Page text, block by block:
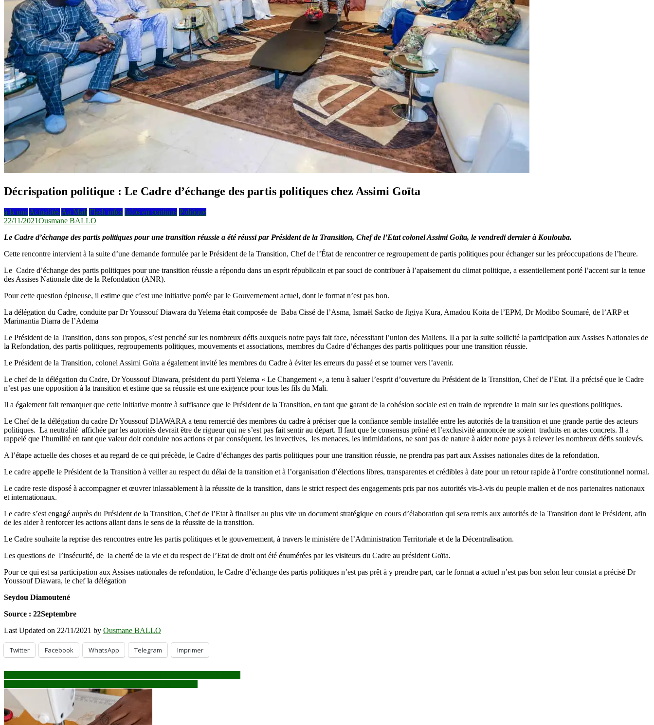
Décrispation politique : Le Cadre d’échange des partis politiques chez Assimi Goïta
à la une Actualités Au Mali Flash infos Infos en continus Politique
22/11/2021Ousmane BALLO
Le Cadre d’échange des partis politiques pour une transition réussie a été réussi par Président de la Transition, Chef de l’Etat colonel Assimi Goïta, le vendredi dernier à Koulouba.
Cette rencontre intervient à la suite d’une demande formulée par le Président de la Transition, Chef de l’État de rencontrer ce regroupement de partis politiques pour échanger sur les préoccupations de l’heure.
Le Cadre d’échange des partis politiques pour une transition réussie a répondu dans un esprit républicain et par souci de contribuer à l’apaisement du climat politique, a essentiellement porté l’accent sur la tenue
des Assises Nationale dite de la Refondation (ANR).
Pour cette question épineuse, il estime que c’est une initiative portée par le Gouvernement actuel, dont le format n’est pas bon.
La délégation du Cadre, conduite par Dr Youssouf Diawara du Yelema était composée de Baba Cissé de l’Asma, Ismaël Sacko de Jigiya Kura, Amadou Koita de l’EPM, Dr Modibo Soumaré, de l’ARP et
Marimantia Diarra de l’Adema
Le Président de la Transition, dans son propos, s’est penché sur les nombreux défis auxquels notre pays fait face, nécessitant l’union des Maliens. Il a par la suite sollicité la participation aux Assises Nationales de
la Refondation, des partis politiques, regroupements politiques, mouvements et associations, membres du Cadre d’échanges des partis politiques pour une transition réussie.
Le Président de la Transition, colonel Assimi Goïta a également invité les membres du Cadre à éviter les erreurs du passé et se tourner vers l’avenir.
Le chef de la délégation du Cadre, Dr Youssouf Diawara, président du parti Yelema « Le Changement », a tenu à saluer l’esprit d’ouverture du Président de la Transition, Chef de l’Etat. Il a précisé que le Cadre
n’est pas une opposition à la transition et estime que sa réussite est une exigence pour tous les fils du Mali.
Il a également fait remarquer que cette initiative montre à suffisance que le Président de la Transition, en tant que garant de la cohésion sociale est en train de reprendre la main sur les questions politiques.
Le Chef de la délégation du cadre Dr Youssouf DIAWARA a tenu remercié des membres du cadre à préciser que la confiance semble installée entre les autorités de la transition et une grande partie des acteurs
politiques. La neutralité affichée par les autorités devrait être de rigueur qui ne s’est pas fait sentir au départ. Il faut que le consensus prôné et l’exclusivité annoncée ne soient traduits en actes concrets. Il a
rappelé que l’humilité en tant que valeur doit conduire nos actions et par conséquent, les invectives, les menaces, les intimidations, ne sont pas de nature à aider notre pays à relever les nombreux défis soulevés.
A l’étape actuelle des choses et au regard de ce qui précède, le Cadre d’échanges des partis politiques pour une transition réussie, ne prendra pas part aux Assises nationales dites de la refondation.
Le cadre appelle le Président de la Transition à veiller au respect du délai de la transition et à l’organisation d’élections libres, transparentes et crédibles à date pour un retour rapide à l’ordre constitutionnel normal.
Le cadre reste disposé à accompagner et œuvrer inlassablement à la réussite de la transition, dans le strict respect des engagements pris par nos autorités vis-à-vis du peuple malien et de nos partenaires nationaux
et internationaux.
Le cadre s’est engagé auprès du Président de la Transition, Chef de l’Etat à finaliser au plus vite un document stratégique en cours d’élaboration qui sera remis aux autorités de la Transition dont le Président, afin
de les aider à renforcer les actions allant dans le sens de la réussite de la transition.
Le Cadre souhaite la reprise des rencontres entre les partis politiques et le gouvernement, à travers le ministère de l’Administration Territoriale et de la Décentralisation.
Les questions de l’insécurité, de la cherté de la vie et du respect de l’Etat de droit ont été énumérées par les visiteurs du Cadre au président Goïta.
Pour ce qui est sa participation aux Assises nationales de refondation, le Cadre d’échange des partis politiques n’est pas prêt à y prendre part, car le format a actuel n’est pas bon selon leur constat a précisé Dr
Youssouf Diawara, le chef la délégation
Seydou Diamoutené
Source : 22Septembre
Last Updated on 22/11/2021 by Ousmane BALLO
Twitter Facebook WhatsApp Telegram Imprimer
Navigation
de
l’article